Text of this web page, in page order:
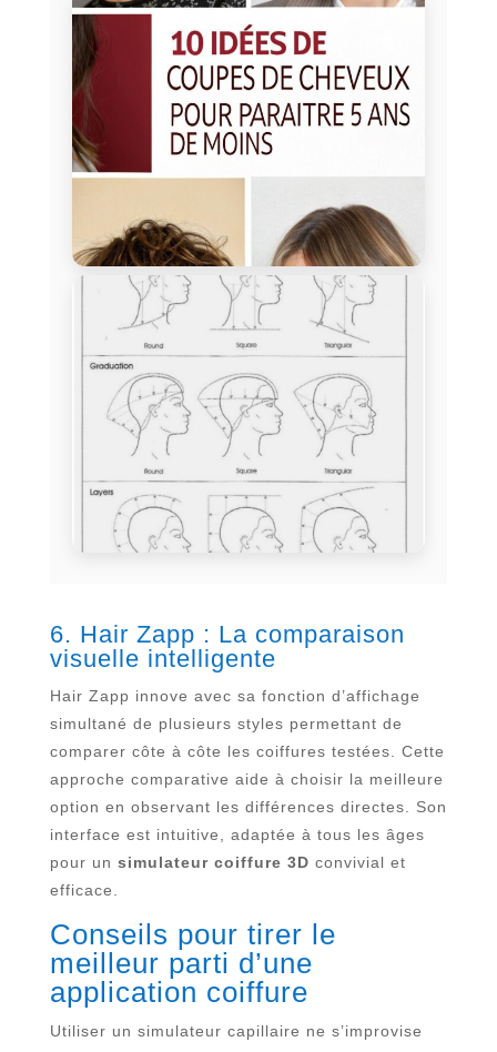
6. Hair Zapp : La comparaison
visuelle intelligente
Hair Zapp innove avec sa fonction d’affichage
simultané de plusieurs styles permettant de
comparer côte à côte les coiffures testées. Cette
approche comparative aide à choisir la meilleure
option en observant les différences directes. Son
interface est intuitive, adaptée à tous les âges
pour un simulateur coiffure 3D convivial et
efficace.
Conseils pour tirer le
meilleur parti d’une
application coiffure
Utiliser un simulateur capillaire ne s’improvise